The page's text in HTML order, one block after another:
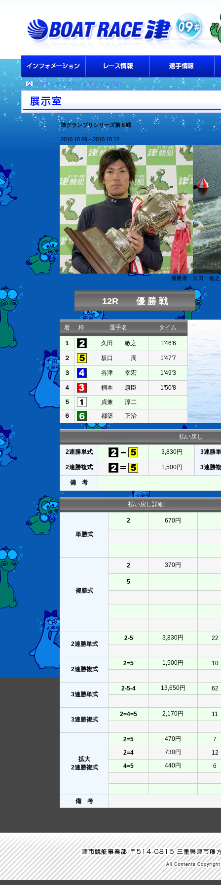
HOME> ライブラリ >展示室> 詳細
津グランプリシリーズ第８戦
2010.10.09～2010.10.12
優勝者：久田 敏之
12R 優 勝 戦
着 枠 選手名 タイム
１ 久田 敏之 1'46'6
２ 坂口 周 1'47'7
３ 谷津 幸宏 1'49'3
４ 桐本 康臣 1'50'8
５
貞兼 淳二
６
都築 正治
払い戻し
2連勝単式 3,830円 3連勝
2連勝複式 1,500円 3連勝
備 考
払い戻し詳細
単勝式
2 670円
複勝式
2 370円
5
2連勝単式
2-5 3,830円 22
2連勝複式
2=5 1,500円 10
3連勝単式
2-5-4 13,650円 62
3連勝複式
2=4=5 2,170円 11
拡大
2連勝複式
2=5 470円
7
2=4
730円
12
4=5
440円 6
備 考